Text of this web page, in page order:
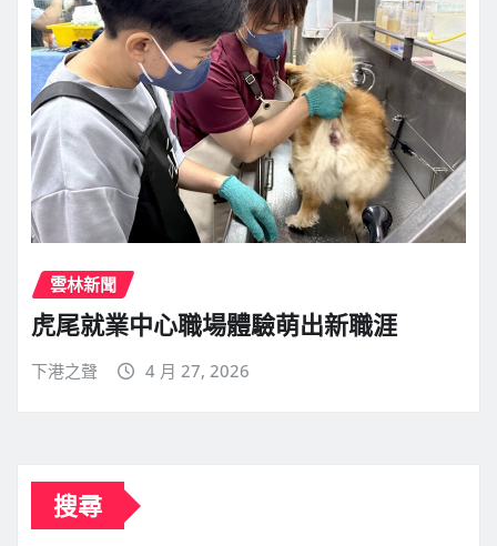
雲林新聞
虎尾就業中心職場體驗萌出新職涯
下港之聲 4 月 27, 2026
搜尋